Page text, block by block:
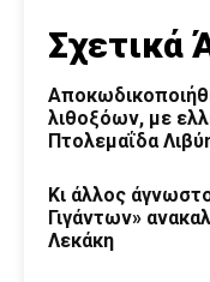
Σχετικά
λιθοξόων, με
Πτολεμαΐδα
Κι άλλος
Γιγάντων»
Λεκάκη